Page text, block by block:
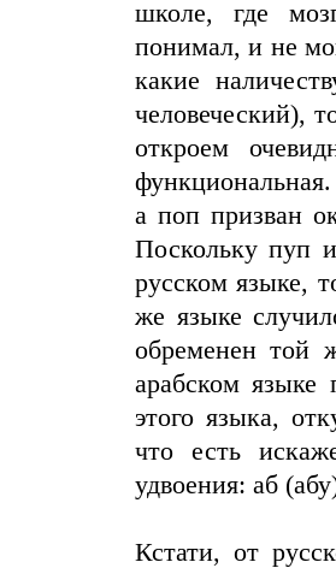
школе, где
понимал, и не
какие
человеческий),
откроем
а поп призван
Поскольку пуп
русском языке,
же языке
обременен
арабском языке
этого языка,
что есть
удвоения: аб
Кстати, от